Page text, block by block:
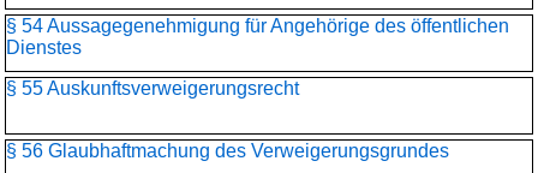
§ 54 Aussagegenehmigung für Angehörige des öffentlichen
Dienstes
§ 55 Auskunftsverweigerungsrecht
§ 56 Glaubhaftmachung des Verweigerungsgrundes